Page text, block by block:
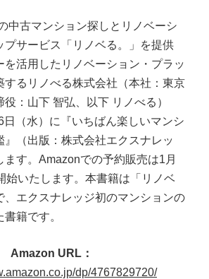
古マンション探しとリノベーシ
プサービス「リノベる。」を提供
を活用したリノベーション・プラッ
するリノべる株式会社（本社：東京
：山下 智弘、以下 リノべる）
日（水）に『いちばん楽しいマンシ
』（出版：株式会社エクスナレッ
ます。Amazonでの予約販売は1月
始いたします。本書籍は「リノベ
、エクスナレッジ初のマンションの
籍です。
Amazon URL：
dp/4767829720/